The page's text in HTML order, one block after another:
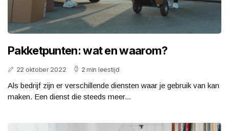
Pakketpunten: wat en waarom?
22 oktober 2022 2 min leestijd
Als bedrijf zijn er verschillende diensten waar je gebruik van kan
maken. Een dienst die steeds meer...